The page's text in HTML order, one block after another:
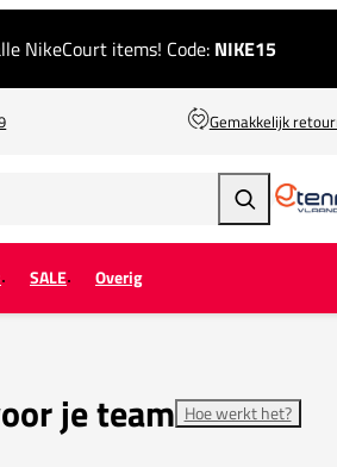
NikeCourt items! Code: NIKE15
Gemakkelijk
Zoeken
SALE Overig
je team Hoe werkt het?